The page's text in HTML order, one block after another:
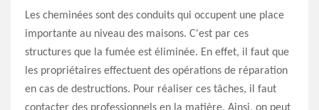
Les cheminées sont des conduits qui occupent une place
importante au niveau des maisons. C'est par ces
structures que la fumée est éliminée. En effet, il faut que
les propriétaires effectuent des opérations de réparation
en cas de destructions. Pour réaliser ces tâches, il faut